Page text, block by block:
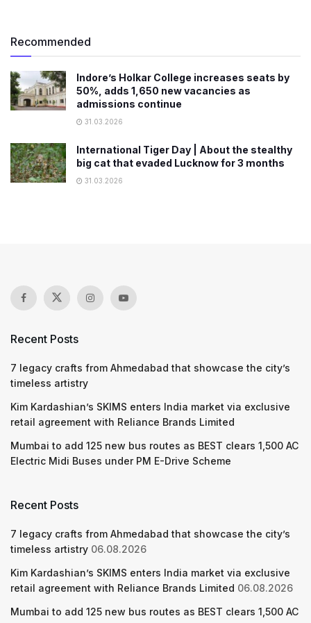
Recommended
Indore’s Holkar College increases seats by
50%, adds 1,650 new vacancies as
admissions continue
31.03.2026
International Tiger Day | About the stealthy
big cat that evaded Lucknow for 3 months
31.03.2026
Recent Posts
7 legacy crafts from Ahmedabad that showcase the city’s
timeless artistry
Kim Kardashian’s SKIMS enters India market via exclusive
retail agreement with Reliance Brands Limited
Mumbai to add 125 new bus routes as BEST clears 1,500 AC
Electric Midi Buses under PM E-Drive Scheme
Recent Posts
7 legacy crafts from Ahmedabad that showcase the city’s
timeless artistry 06.08.2026
Kim Kardashian’s SKIMS enters India market via exclusive
retail agreement with Reliance Brands Limited 06.08.2026
Mumbai to add 125 new bus routes as BEST clears 1,500 AC